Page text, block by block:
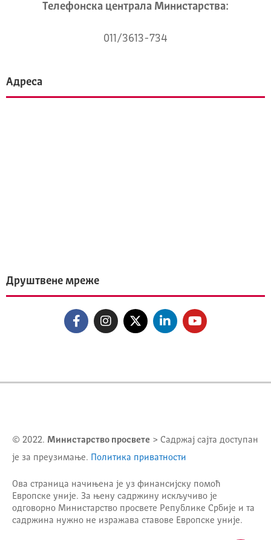
Телeфонска централа Mинистарства:
011/3613-734
Адреса
Друштвене мреже
© 2022. Министарство просвете > Садржај сајта доступан
је за преузимање.
Политика приватности
Ова страница начињена је уз финансијску помоћ
Европске уније. За њену садржину искључиво је
одговорно Министарство просвете Републике Србије и та
садржина нужно не изражава ставове Европске уније.